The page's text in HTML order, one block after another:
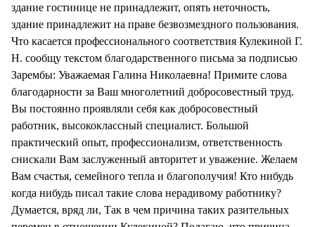
здание гостинице не принадлежит, опять неточность,
здание принадлежит на праве безвозмездного пользования.
Что касается профессионального соответствия Кулекиной Г.
Н. сообщу текстом благодарственного письма за подписью
Зарембы: Уважаемая Галина Николаевна! Примите слова
благодарности за Ваш многолетний добросовестный труд.
Вы постоянно проявляли себя как добросовестный
работник, высококлассный специалист. Большой
практический опыт, профессионализм, ответственность
снискали Вам заслуженный авторитет и уважение. Желаем
Вам счастья, семейного тепла и благополучия! Кто нибудь
когда нибудь писал такие слова нерадивому работнику?
Думается, вряд ли, Так в чем причина таких разительных